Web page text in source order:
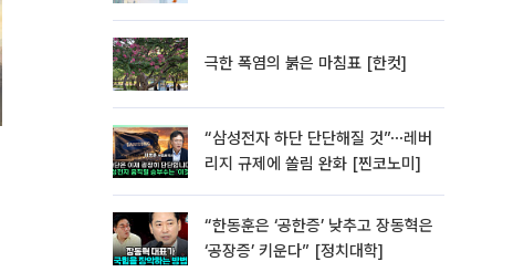
극한 폭염의 붉은 마침표 [한컷]
“삼성전자 하단 단단해질 것”⋯레버
리지 규제에 쏠림 완화 [찐코노미]
“한동훈은 ‘공한증’ 낮추고 장동혁은
‘공장증’ 키운다” [정치대학]